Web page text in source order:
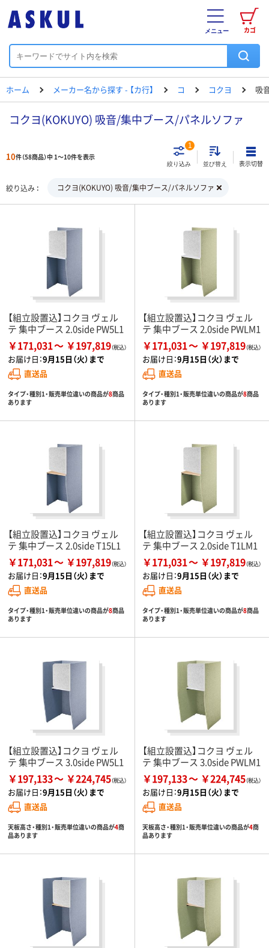
カゴ
メニュー
ホーム メーカー名から探す - 【カ行】 コ コクヨ 吸
コクヨ(KOKUYO) 吸音/集中ブース/パネルソファ
10件（58商品）中 1～10件を表示
絞り込み
1
並び替え 表示切替
絞り込み コクヨ(KOKUYO) 吸音/集中ブース/パネルソファ
【組立設置込】コクヨ ヴェル
テ 集中ブース 2.0side PW5L1
￥171,031 ￥197,819
お届け日：9月15日（火）まで
直送品
タイプ・種別1・販売単位違いの商品が8商品
あります
【組立設置込】コクヨ ヴェル
テ 集中ブース 2.0side PWLM1
￥171,031 ￥197,819
お届け日：9月15日（火）まで
直送品
タイプ・種別1・販売単位違いの商品が8商品
あります
【組立設置込】コクヨ ヴェル
テ 集中ブース 2.0side T15L1
￥171,031 ￥197,819
お届け日：9月15日（火）まで
直送品
タイプ・種別1・販売単位違いの商品が8商品
あります
【組立設置込】コクヨ ヴェル
テ 集中ブース 2.0side T1LM1
￥171,031 ￥197,819
お届け日：9月15日（火）まで
直送品
タイプ・種別1・販売単位違いの商品が8商品
あります
【組立設置込】コクヨ ヴェル
テ 集中ブース 3.0side PW5L1
￥197,133 ￥224,745
お届け日：9月15日（火）まで
直送品
天板高さ・種別1・販売単位違いの商品が4商
品あります
【組立設置込】コクヨ ヴェル
テ 集中ブース 3.0side PWLM1
￥197,133 ￥224,745
お届け日：9月15日（火）まで
直送品
天板高さ・種別1・販売単位違いの商品が4商
品あります